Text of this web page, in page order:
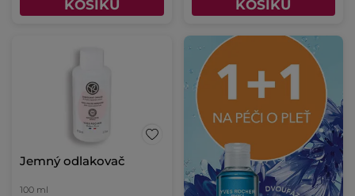
KOŠÍKU KOŠÍKU
Jemný odlakovač
100 ml